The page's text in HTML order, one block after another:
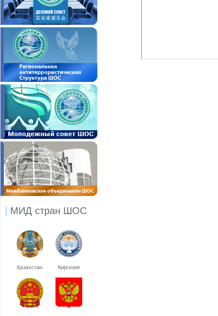
МИД стран ШОС
Казахстан Киргизия